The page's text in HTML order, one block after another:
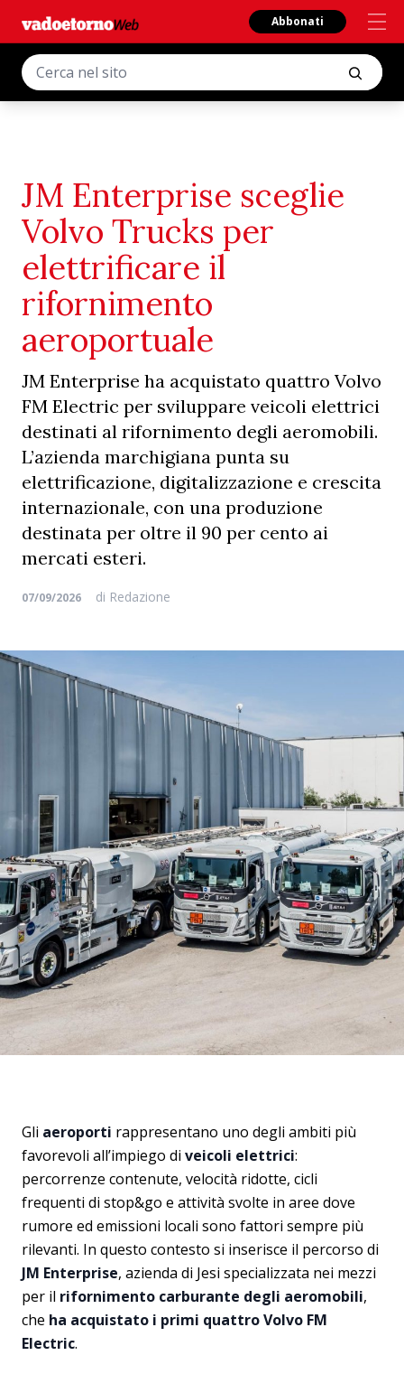
Abbonati
JM Enterprise sceglie
Volvo Trucks per
elettrificare il
rifornimento
aeroportuale
JM Enterprise ha acquistato quattro Volvo
FM Electric per sviluppare veicoli elettrici
destinati al rifornimento degli aeromobili.
L’azienda marchigiana punta su
elettrificazione, digitalizzazione e crescita
internazionale, con una produzione
destinata per oltre il 90 per cento ai
mercati esteri.
07/09/2026 di Redazione
Gli aeroporti rappresentano uno degli ambiti più
favorevoli all’impiego di veicoli elettrici:
percorrenze contenute, velocità ridotte, cicli
frequenti di stop&go e attività svolte in aree dove
rumore ed emissioni locali sono fattori sempre più
rilevanti. In questo contesto si inserisce il percorso di
JM Enterprise, azienda di Jesi specializzata nei mezzi
per il rifornimento carburante degli aeromobili,
che ha acquistato i primi quattro Volvo FM
Electric.